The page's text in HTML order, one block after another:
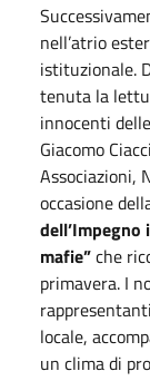
nell’atrio
istituzionale.
tenuta la
innocenti
Giacomo
Associazioni,
occasione
mafie”che
primavera. I
locale,
un clima di